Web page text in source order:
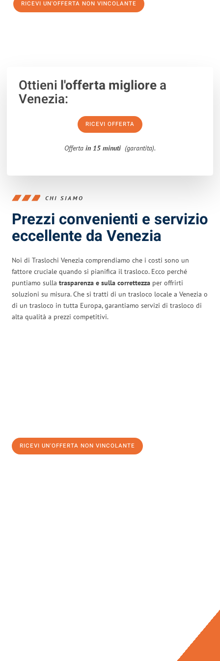
RICEVI UN'OFFERTA NON VINCOLANTE
Ottieni l'offerta migliorea
Venezia:
RICEVI OFFERTA
Offerta in 15 minuti (garantita).
CHI SIAMO
Prezzi convenienti e servizio
eccellente da Venezia
Noi di Traslochi Venezia comprendiamo che i costi sono un
fattore cruciale quando si pianifica il trasloco. Ecco perché
puntiamo sulla trasparenza e sulla correttezza per offrirti
soluzioni su misura. Che si tratti di un trasloco locale a Venezia o
di un trasloco in tutta Europa, garantiamo servizi di trasloco di
alta qualità a prezzi competitivi.
RICEVI UN'OFFERTA NON VINCOLANTE